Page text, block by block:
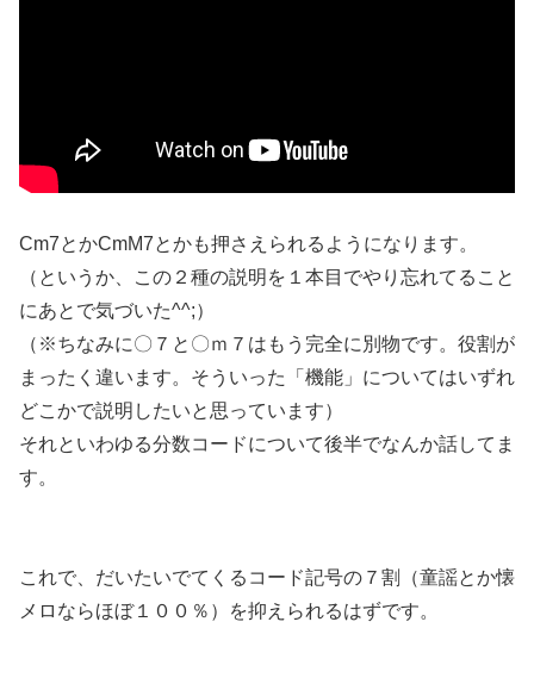
Cm7とかCmM7とかも押さえられるようになります。
（というか、この２種の説明を１本目でやり忘れてること
にあとで気づいた^^;）
（※ちなみに〇７と〇ｍ７はもう完全に別物です。役割が
まったく違います。そういった「機能」についてはいずれ
どこかで説明したいと思っています）
それといわゆる分数コードについて後半でなんか話してま
す。
これで、だいたいでてくるコード記号の７割（童謡とか懐
メロならほぼ１００％）を抑えられるはずです。